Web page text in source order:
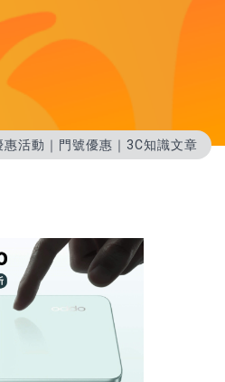
活動｜門號優惠｜3C知識文章